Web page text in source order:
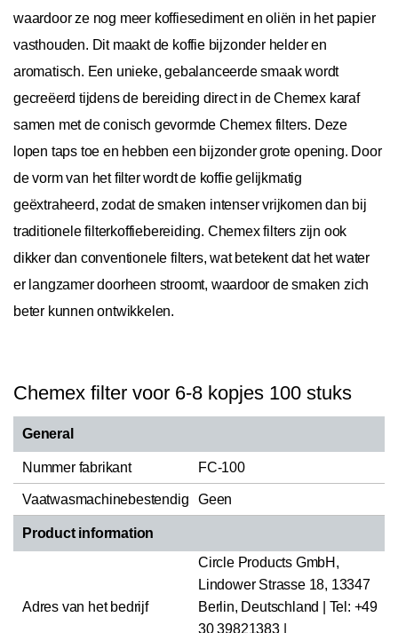
waardoor ze nog meer koffiesediment en oliën in het papier
vasthouden. Dit maakt de koffie bijzonder helder en
aromatisch. Een unieke, gebalanceerde smaak wordt
gecreëerd tijdens de bereiding direct in de Chemex karaf
samen met de conisch gevormde Chemex filters. Deze
lopen taps toe en hebben een bijzonder grote opening. Door
de vorm van het filter wordt de koffie gelijkmatig
geëxtraheerd, zodat de smaken intenser vrijkomen dan bij
traditionele filterkoffiebereiding. Chemex filters zijn ook
dikker dan conventionele filters, wat betekent dat het water
er langzamer doorheen stroomt, waardoor de smaken zich
beter kunnen ontwikkelen.
Chemex filter voor 6-8 kopjes 100 stuks
General
Nummer fabrikant FC-100
Vaatwasmachinebestendig Geen
Product information
Adres van het bedrijf
Circle Products GmbH,
Lindower Strasse 18, 13347
Berlin, Deutschland | Tel: +49
30 39821383 |